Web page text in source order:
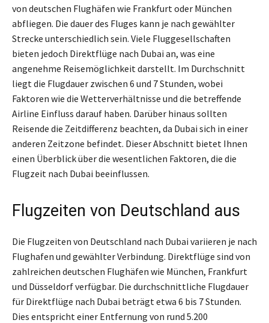
von deutschen Flughäfen wie Frankfurt oder München
abfliegen. Die dauer des Fluges kann je nach gewählter
Strecke unterschiedlich sein. Viele Fluggesellschaften
bieten jedoch Direktflüge nach Dubai an, was eine
angenehme Reisemöglichkeit darstellt. Im Durchschnitt
liegt die Flugdauer zwischen 6 und 7 Stunden, wobei
Faktoren wie die Wetterverhältnisse und die betreffende
Airline Einfluss darauf haben. Darüber hinaus sollten
Reisende die Zeitdifferenz beachten, da Dubai sich in einer
anderen Zeitzone befindet. Dieser Abschnitt bietet Ihnen
einen Überblick über die wesentlichen Faktoren, die die
Flugzeit nach Dubai beeinflussen.
Flugzeiten von Deutschland aus
Die Flugzeiten von Deutschland nach Dubai variieren je nach
Flughafen und gewählter Verbindung. Direktflüge sind von
zahlreichen deutschen Flughäfen wie München, Frankfurt
und Düsseldorf verfügbar. Die durchschnittliche Flugdauer
für Direktflüge nach Dubai beträgt etwa 6 bis 7 Stunden.
Dies entspricht einer Entfernung von rund 5.200